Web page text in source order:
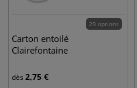
29 options
Carton entoilé
Clairefontaine
dès 2,75 €